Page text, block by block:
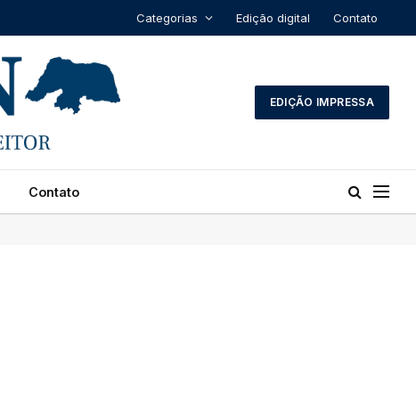
Categorias Edição digital Contato
EDIÇÃO IMPRESSA
Contato